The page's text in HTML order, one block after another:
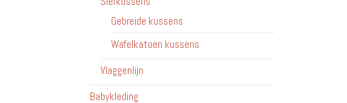
Gebreide kussens
Wafelkatoen kussens
Vlaggenlijn
Babykleding